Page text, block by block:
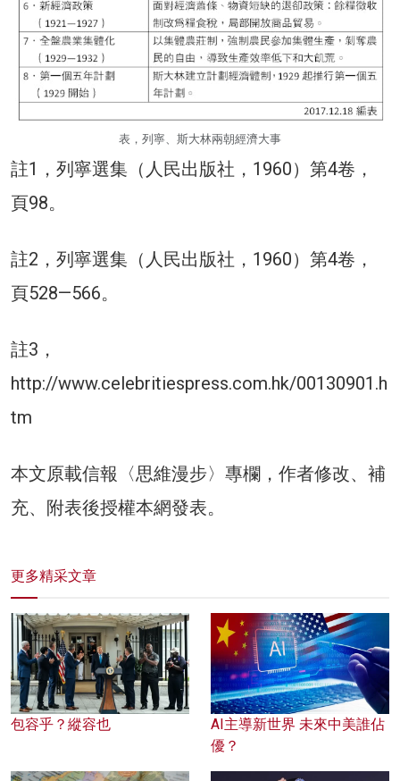
表，列寧、斯大林兩朝經濟大事
註1，列寧選集（人民出版社，1960）第4卷，
頁98。
註2，列寧選集（人民出版社，1960）第4卷，
頁528—566。
註3，
http://www.celebritiespress.com.hk/00130901.h
tm
本文原載信報〈思維漫步〉專欄，作者修改、補
充、附表後授權本網發表。
更多精采文章
包容乎？縱容也
AI主導新世界 未來中美誰佔
優？